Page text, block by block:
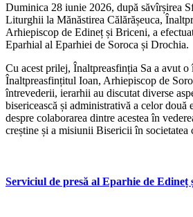
Duminica 28 iunie 2026, după săvîrșirea
Liturghii la Mănăstirea Călărășeuca,
Arhiepiscop de Edineț și Briceni, a
Eparhial al Eparhiei de Soroca și Drochia.
Cu acest prilej, Înaltpreasfinția Sa a avut o
Înaltpreasfințitul Ioan, Arhiepiscop de
întrevederii, ierarhii au discutat diverse
bisericească și administrativă a celor două
despre colaborarea dintre acestea în
creștine și a misiunii Bisericii în societatea
Serviciul de presă al Eparhie de Edineț